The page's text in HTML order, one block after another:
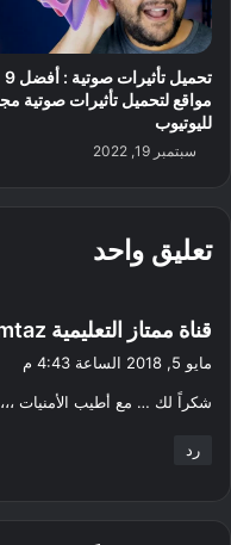
تحميل تأثيرات صوتية : أفضل 9
مواقع لتحميل تأثيرات صوتية
لليوتيوب
سبتمبر 19, 2022
تعليق واحد
ي
ل
قناة ممتاز التعليمية Momtaz
مايو 5, 2018 الساعة 4:43 م
شكراً لك … مع أطيب الأمنيات ،،،
رد